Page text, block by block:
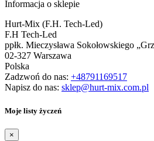
Informacja o sklepie
Hurt-Mix (F.H. Tech-Led)
F.H Tech-Led
ppłk. Mieczysława Sokołowskiego
02-327 Warszawa
Polska
Zadzwoń do nas: +48791169517
Napisz do nas: sklep@hurt-mix.com.pl
Moje listy życzeń
×